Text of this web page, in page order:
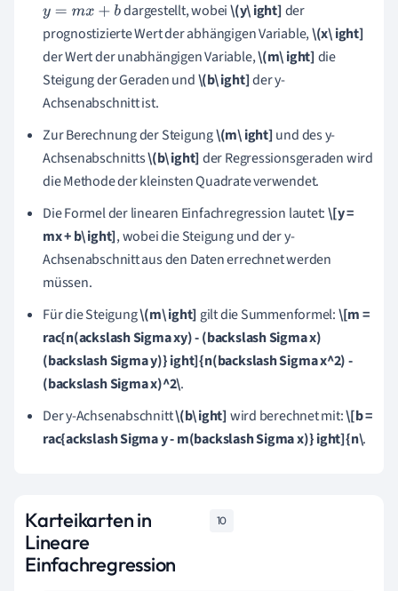
y=m x+b dargestellt, wobei\(y\ ight] der
prognostizierte Wert der abhängigen Variable,\(x\ ight]
der Wert der unabhängigen Variable,\(m\ ight] die
Steigung der Geraden und\(b\ ight]der y-
Achsenabschnitt ist.
Zur Berechnung der Steigung\(m\ ight] und des y-
Achsenabschnitts\(b\ ight] der Regressionsgeraden wird
die Methode der kleinsten Quadrate verwendet.
Die Formel der linearen Einfachregression lautet:\[y =
mx + b\ ight], wobei die Steigung und der y-
Achsenabschnitt aus den Daten errechnet werden
müssen.
Für die Steigung\(m\ ight] gilt die Summenformel:\[m =
rac{n(ackslash Sigma xy) - (backslash Sigma x)
(backslash Sigma y)} ight]{n(backslash Sigma x^2) -
(backslash Sigma x)^2\.
Der y-Achsenabschnitt\(b\ ight] wird berechnet mit:\[b =
rac{ackslash Sigma y - m(backslash Sigma x)} ight]{n\.
Karteikarten in
Lineare
Einfachregression
10